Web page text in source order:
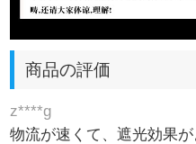
商品の評価
z****g
物流が速くて、遮光効果